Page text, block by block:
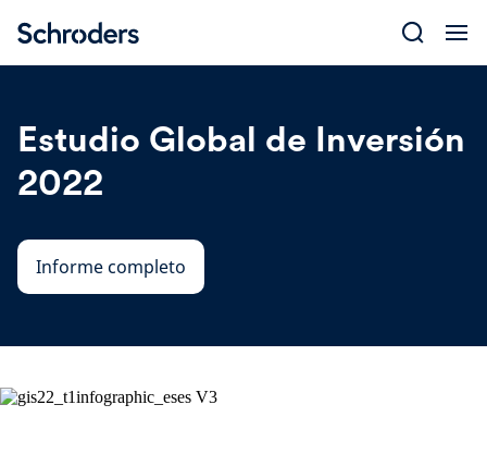
content
Estudio Global de Inversión
2022
Informe completo